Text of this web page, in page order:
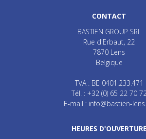
CONTACT
BASTIEN GROUP SRL
Rue d'Erbaut, 22
7870 Lens
Belgique
TVA : BE 0401.233.471
Tél. : +32 (0) 65 22 70
E-mail : info@bastien-
HEURES D'OUVERTURE